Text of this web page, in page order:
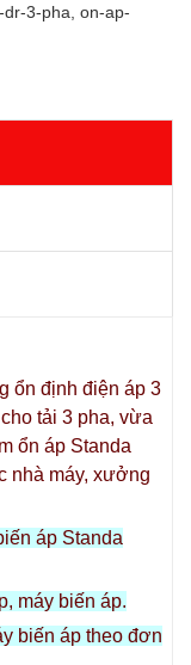
dr-3-pha on-ap-
ổn định điện áp 3
tải 3 pha, vừa
ổn áp Standa
nhà máy, xưởng
áp Standa
máy biến áp.
biến áp theo đơn